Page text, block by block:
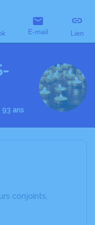
E-mail Lien
ans
conjoints,